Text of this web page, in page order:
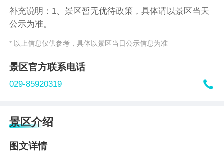
补充说明：1、景区暂无优待政策，具体请以景区当天
公示为准。
* 以上信息仅供参考，具体以景区当日公示信息为准
景区官方联系电话
029-85920319 
景区介绍
图文详情